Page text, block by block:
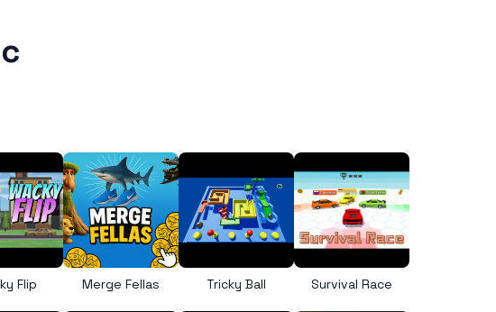
Flip Merge Fellas Tricky Ball Survival Race